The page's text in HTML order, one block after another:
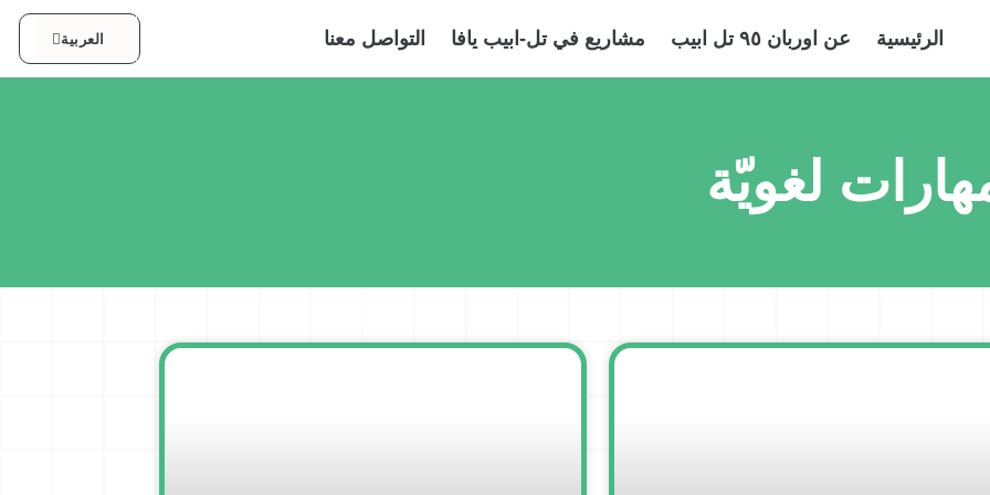
الرئيسية عن اوربان ٩٥ تل ابيب مشاريع في تل-ابيب يافا التواصل معنا العربية
English
لغويّة